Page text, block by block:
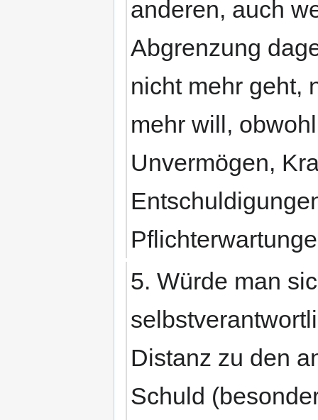
anderen, auch
Abgrenzung
nicht mehr geht,
mehr will,
Unvermögen,
5. Würde man
Distanz zu den
Schuld